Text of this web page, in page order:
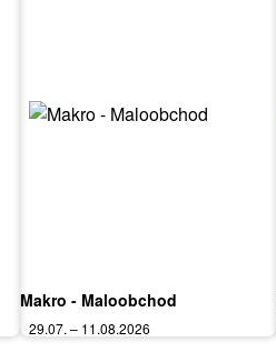
Makro - Maloobchod
29.07. – 11.08.2026